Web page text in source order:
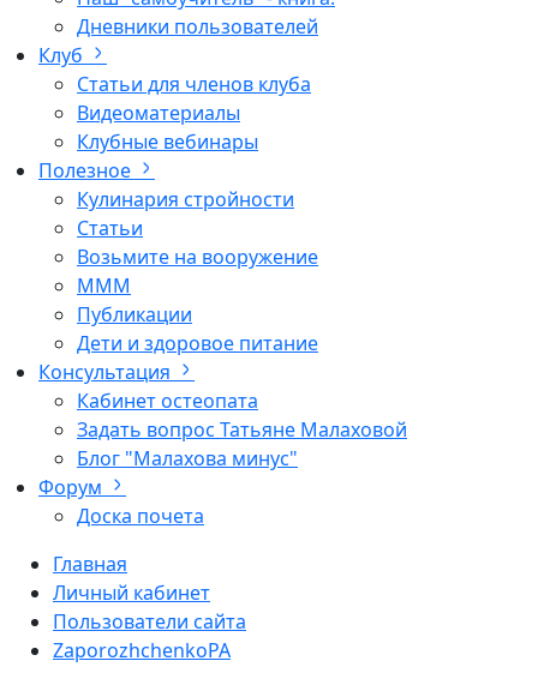
Дневники пользователей
Клуб
Статьи для членов клуба
Видеоматериалы
Клубные вебинары
Полезное
Кулинария стройности
Статьи
Возьмите на вооружение
МММ
Публикации
Дети и здоровое питание
Консультация
Кабинет остеопата
Задать вопрос Татьяне Малаховой
Блог "Малахова минус"
Форум
Доска почета
Главная
Личный кабинет
Пользователи сайта
ZaporozhchenkoPA